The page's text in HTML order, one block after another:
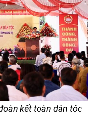
kết toàn dân tộc